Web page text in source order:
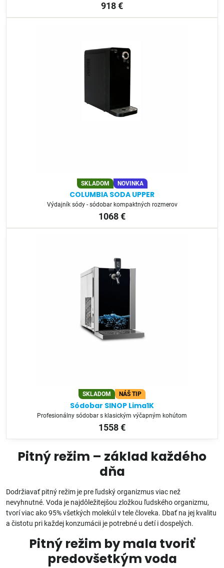
918 €
SKLADOM NOVINKA
COLUMBIA SODA UPPER
Výdajník sódy - sódobar kompaktných rozmerov
1068 €
SKLADOM NÁŠ TIP
Sódobar SINOP Lima1K
Profesionálny sódobar s klasickým výčapným kohútom
1558 €
Pitný režim – základ každého
dňa
Dodržiavať pitný režim je pre ľudský organizmus viac než
nevyhnutné. Voda je najdôležitejšou zložkou ľudského organizmu,
tvorí viac ako 95% všetkých molekúl v tele človeka. Dbať na jej kvalitu
a čistotu pri každej konzumácii je potrebné u detí i dospelých.
Pitný režim by mala tvoriť
predovšetkým voda